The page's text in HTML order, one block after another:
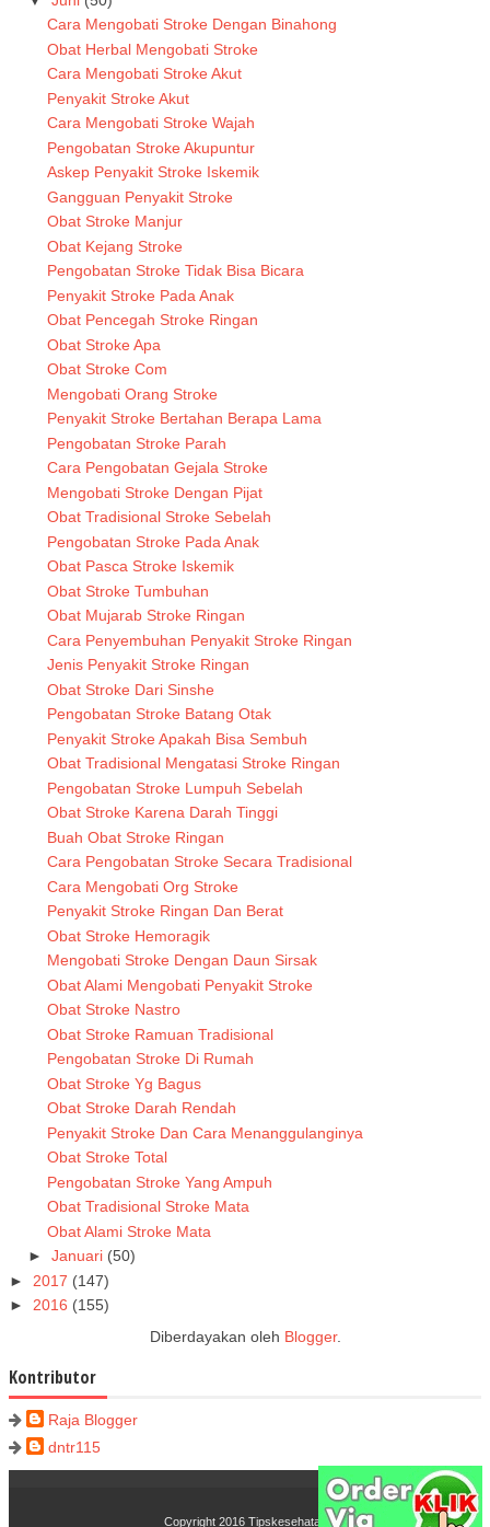
Cara Mengobati Stroke Dengan Binahong
Obat Herbal Mengobati Stroke
Cara Mengobati Stroke Akut
Penyakit Stroke Akut
Cara Mengobati Stroke Wajah
Pengobatan Stroke Akupuntur
Askep Penyakit Stroke Iskemik
Gangguan Penyakit Stroke
Obat Stroke Manjur
Obat Kejang Stroke
Pengobatan Stroke Tidak Bisa Bicara
Penyakit Stroke Pada Anak
Obat Pencegah Stroke Ringan
Obat Stroke Apa
Obat Stroke Com
Mengobati Orang Stroke
Penyakit Stroke Bertahan Berapa Lama
Pengobatan Stroke Parah
Cara Pengobatan Gejala Stroke
Mengobati Stroke Dengan Pijat
Obat Tradisional Stroke Sebelah
Pengobatan Stroke Pada Anak
Obat Pasca Stroke Iskemik
Obat Stroke Tumbuhan
Obat Mujarab Stroke Ringan
Cara Penyembuhan Penyakit Stroke Ringan
Jenis Penyakit Stroke Ringan
Obat Stroke Dari Sinshe
Pengobatan Stroke Batang Otak
Penyakit Stroke Apakah Bisa Sembuh
Obat Tradisional Mengatasi Stroke Ringan
Pengobatan Stroke Lumpuh Sebelah
Obat Stroke Karena Darah Tinggi
Buah Obat Stroke Ringan
Cara Pengobatan Stroke Secara Tradisional
Cara Mengobati Org Stroke
Penyakit Stroke Ringan Dan Berat
Obat Stroke Hemoragik
Mengobati Stroke Dengan Daun Sirsak
Obat Alami Mengobati Penyakit Stroke
Obat Stroke Nastro
Obat Stroke Ramuan Tradisional
Pengobatan Stroke Di Rumah
Obat Stroke Yg Bagus
Obat Stroke Darah Rendah
Penyakit Stroke Dan Cara Menanggulanginya
Obat Stroke Total
Pengobatan Stroke Yang Ampuh
Obat Tradisional Stroke Mata
Obat Alami Stroke Mata
► Januari (50)
► 2017 (147)
► 2016 (155)
Diberdayakan oleh Blogger.
Kontributor
Raja Blogger
dntr115
Copyright 2016 Tipskesehatan